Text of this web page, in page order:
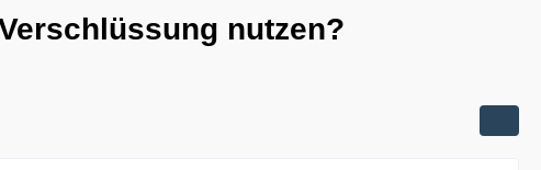
nutzen?